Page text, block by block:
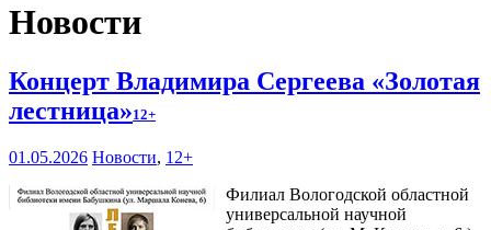
Новости
Концерт Владимира Сергеева «Золотая
лестница»12+
01.05.2026 Новости, 12+
Филиал Вологодской областной
универсальной научной